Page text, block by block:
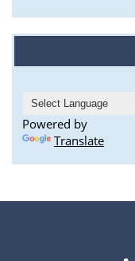
Powered by
Translate